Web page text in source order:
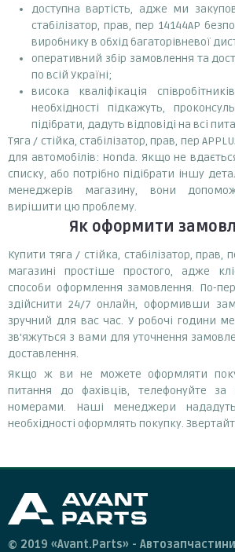
доступна вартість, адже ми
стабілізатор, прав, пер 14144AP
виробнику в обхід багаторівневої
оперативний збір замовлення та
по всій Україні;
висока кваліфікація
необхідності підкажуть,
підібрати, дадуть відповіді на всі
Тяга / стійка, стабілізатор, прав, пер
для автомобілів: Honda. Якщо не
списку, або потрібно підібрати іншу
менеджерів магазину, вони
вирішити цю проблему.
Як оформити
Купити тяга / стійка, стабілізатор, прав,
магазині простіше простого, адже
способи оформлення замовлення. По-
здійснити 24/7 онлайн, оформивши
зручний для вас час. У робочі години
зв'яжуться з вами для уточнення
доставлення.
Якщо ж ви не можете оформляти
питання до фахівців, телефонуйте
номерами. Наші менеджери
необхідності оформлять покупку.
© 2019 «Avant.Parts» - Автозапчастини